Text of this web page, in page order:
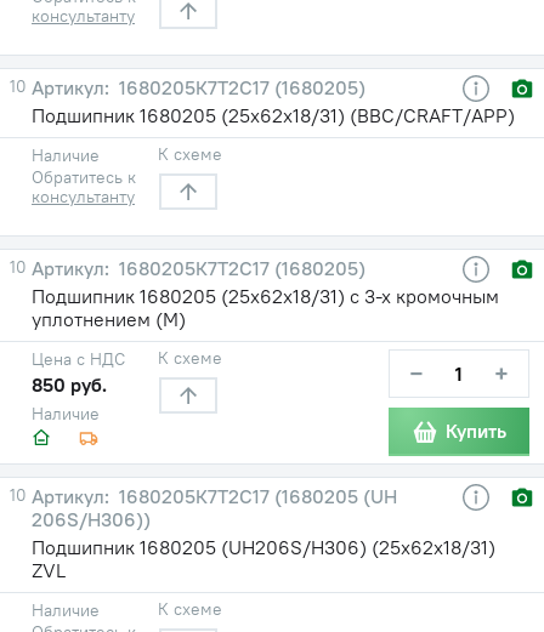
консультанту
10
1680205К7Т2С17 (1680205)
Подшипник 1680205 (25х62х18/31) (BBC/CRAFT/APP)
Наличие
Обратитесь к
консультанту
К схеме
10
1680205К7Т2С17 (1680205)
Подшипник 1680205 (25х62х18/31) с 3-х кромочным
уплотнением (М)
Наличие
Цена с НДС
850 руб.
К схеме − +
Купить
10
1680205К7Т2С17 (1680205 (UH
206S/H306))
Подшипник 1680205 (UH206S/H306) (25х62х18/31)
ZVL
Наличие
К схеме